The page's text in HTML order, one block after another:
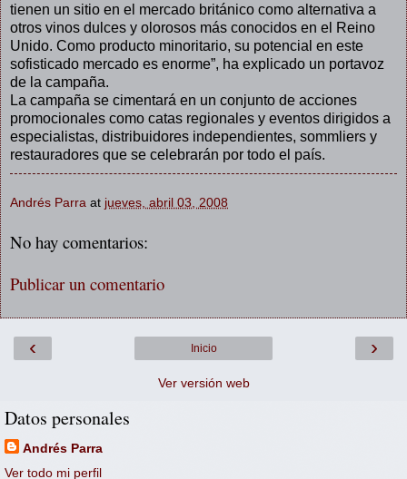
tienen un sitio en el mercado británico como alternativa a
otros vinos dulces y olorosos más conocidos en el Reino
Unido. Como producto minoritario, su potencial en este
sofisticado mercado es enorme”, ha explicado un portavoz
de la campaña.
La campaña se cimentará en un conjunto de acciones
promocionales como catas regionales y eventos dirigidos a
especialistas, distribuidores independientes, sommliers y
restauradores que se celebrarán por todo el país.
Andrés Parra at jueves, abril 03, 2008
No hay comentarios:
Publicar un comentario
‹ ›
Inicio
Ver versión web
Datos personales
Andrés Parra
Ver todo mi perfil